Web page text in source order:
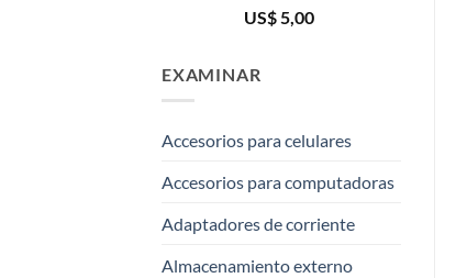
US$ 5,00
EXAMINAR
Accesorios para celulares
Accesorios para computadoras
Adaptadores de corriente
Almacenamiento externo